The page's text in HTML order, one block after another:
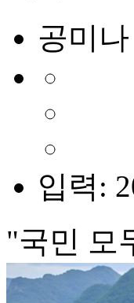
공미
입력:
"국민 모